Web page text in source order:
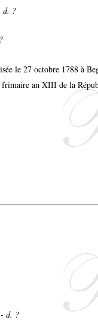
d. ?
le 27 octobre 1788 à
frimaire an XIII de la
d. ?